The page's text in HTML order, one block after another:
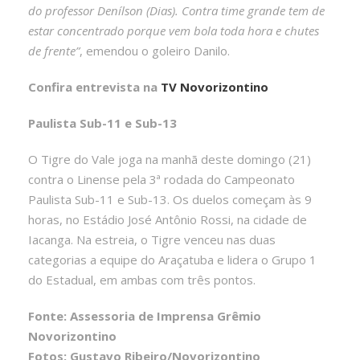
do professor Denílson (Dias). Contra time grande tem de
estar concentrado porque vem bola toda hora e chutes
de frente”, emendou o goleiro Danilo.
Confira entrevista na TV Novorizontino
Paulista Sub-11 e Sub-13
O Tigre do Vale joga na manhã deste domingo (21)
contra o Linense pela 3ª rodada do Campeonato
Paulista Sub-11 e Sub-13. Os duelos começam às 9
horas, no Estádio José Antônio Rossi, na cidade de
Iacanga. Na estreia, o Tigre venceu nas duas
categorias a equipe do Araçatuba e lidera o Grupo 1
do Estadual, em ambas com três pontos.
Fonte: Assessoria de Imprensa Grêmio
Novorizontino
Fotos: Gustavo Ribeiro/Novorizontino